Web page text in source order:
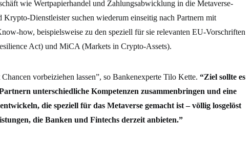
wie Wertpapierhandel und Zahlungsabwicklung in die Metaverse-
Krypto-Dienstleister suchen wiederum einseitig nach Partnern mit
how, beispielsweise zu den speziell für sie relevanten EU-Vorschriften
Act) und MiCA (Markets in Crypto-Assets).
vorbeiziehen lassen”, so Bankenexperte Tilo Kette. “Ziel sollte es
unterschiedliche Kompetenzen zusammenbringen und eine
die speziell für das Metaverse gemacht ist – völlig losgelöst
die Banken und Fintechs derzeit anbieten.”